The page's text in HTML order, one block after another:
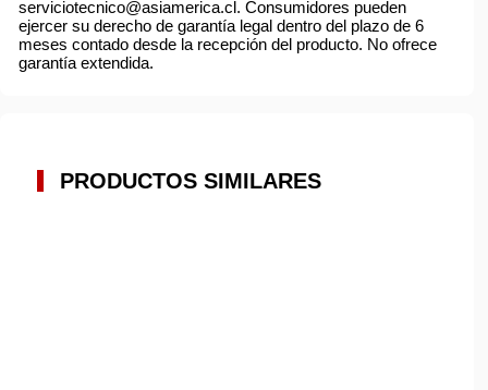
serviciotecnico@asiamerica.cl. Consumidores pueden
ejercer su derecho de garantía legal dentro del plazo de 6
meses contado desde la recepción del producto. No ofrece
garantía extendida.
PRODUCTOS SIMILARES